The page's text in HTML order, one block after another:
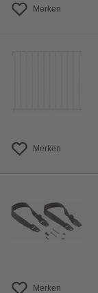
Merken
Merken
Merken